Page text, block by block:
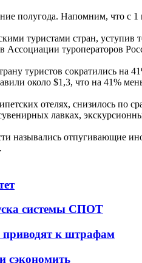
полугода. Напомним, что с
туристами стран,
туроператоров
туристов сократились на
около $1,3, что на 41%
отелях, снизилось по
лавках,
назывались отпугивающие
системы СПОТ
приводят к штрафам
сэкономить